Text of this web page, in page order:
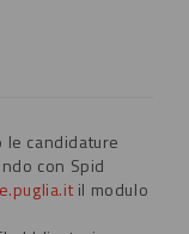
le candidature
con Spid
il modulo